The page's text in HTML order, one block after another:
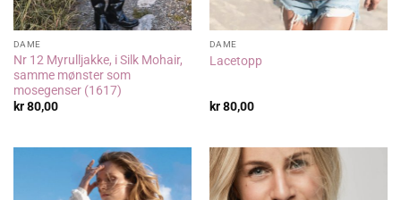
DAME
Nr 12 Myrulljakke, i Silk Mohair,
samme mønster som
mosegenser (1617)
kr80,00
DAME
Lacetopp
kr80,00